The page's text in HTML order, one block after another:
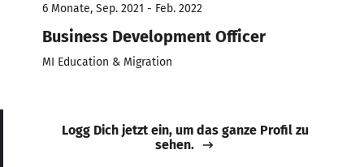
6 Monate, Sep. 2021 - Feb. 2022
Business Development Officer
MI Education & Migration
Logg Dich jetzt ein, um das ganze Profil zu
sehen.